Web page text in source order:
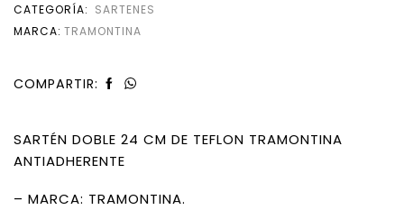
CATEGORÍA: SARTENES
MARCA: TRAMONTINA
COMPARTIR:
SARTÉN DOBLE 24 CM DE TEFLON TRAMONTINA
ANTIADHERENTE
– MARCA: TRAMONTINA.